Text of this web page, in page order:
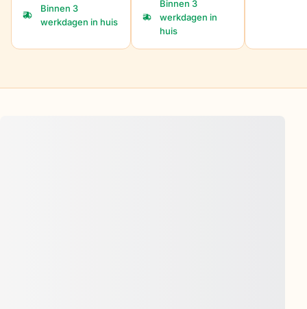
Binnen 3
werkdagen in huis
Binnen 3
werkdagen in
huis